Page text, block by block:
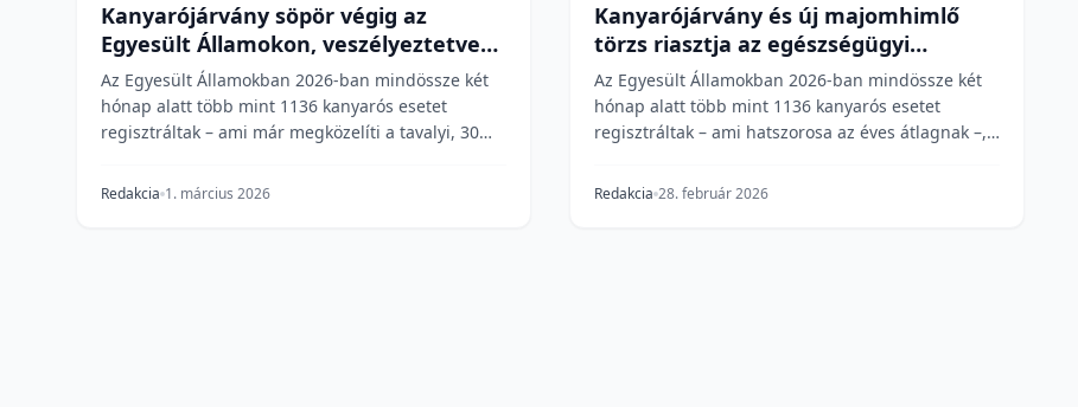
Kanyarójárvány söpör végig az
Egyesült Államokon, veszélyeztetve
az "eliminált" státuszt
Az Egyesült Államokban 2026-ban mindössze két
hónap alatt több mint 1136 kanyarós esetet
regisztráltak – ami már megközelíti a tavalyi, 30
Redakcia 1. március 2026
Kanyarójárvány és új majomhimlő
törzs riasztja az egészségügyi
szakembereket
Az Egyesült Államokban 2026-ban mindössze két
hónap alatt több mint 1136 kanyarós esetet
regisztráltak – ami hatszorosa az éves átlagnak –,
Redakcia 28. február 2026